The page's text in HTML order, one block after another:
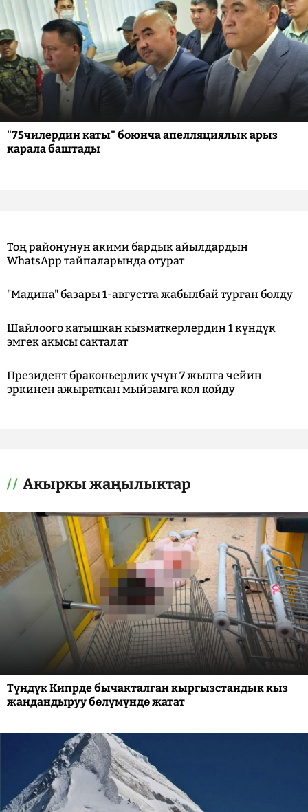
"75чилердин каты" боюнча апелляциялык арыз
карала баштады
Тоң районунун акими бардык айылдардын
WhatsApp тайпаларында отурат
"Мадина" базары 1-августта жабылбай турган болду
Шайлоого катышкан кызматкерлердин 1 күндүк
эмгек акысы сакталат
Президент браконьерлик үчүн 7 жылга чейин
эркинен ажыраткан мыйзамга кол койду
Акыркы жаңылыктар
Түндүк Кипрде бычакталган кыргызстандык кыз
жандандыруу бөлүмүндө жатат